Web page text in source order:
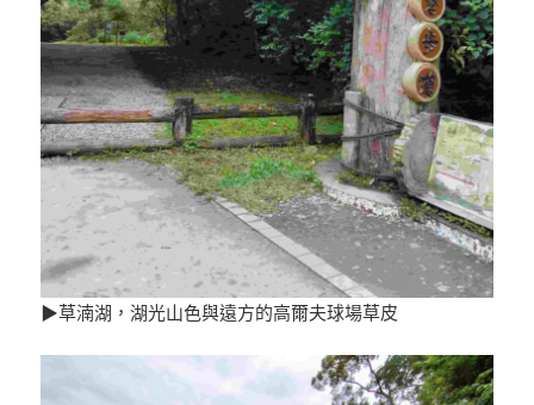
▶草湳湖，湖光山色與遠方的高爾夫球場草皮